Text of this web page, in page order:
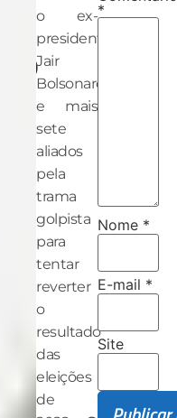
o ex-
presidente
Jair
Bolsonaro
e mais
sete
aliados
pela
trama
golpista
para
tentar
reverter
o
resultado
das
eleições
de
*
Nome *
E-mail *
Site